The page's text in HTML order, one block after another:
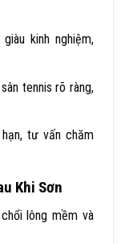
kinh nghiệm,
tennis rõ ràng,
tư vấn chăm
Khi Sơn
lông mềm và